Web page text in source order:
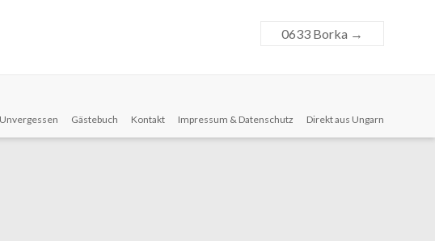
0633 Borka →
Unvergessen Gästebuch Kontakt Impressum & Datenschutz Direkt aus Ungarn